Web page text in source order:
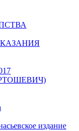
издание